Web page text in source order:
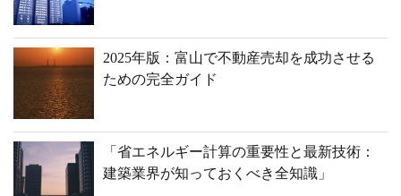
2025年版：富山で不動産売却を成功させる
ための完全ガイド
「省エネルギー計算の重要性と最新技術：
建築業界が知っておくべき全知識」